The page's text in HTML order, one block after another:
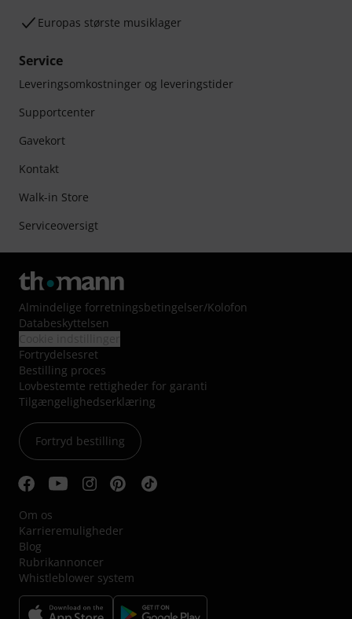
Europas største musiklager
Service
Leveringsomkostninger og leveringstider
Supportcenter
Gavekort
Kontakt
Walk-in Store
Serviceoversigt
Almindelige forretningsbetingelser/Kolofon
Databeskyttelsen
Fortrydelsesret
Bestilling proces
Lovbestemte rettigheder for garanti
Tilgængelighedserklæring
Fortryd bestilling
Om os
Karrieremuligheder
Blog
Rubrikannoncer
Whistleblower system